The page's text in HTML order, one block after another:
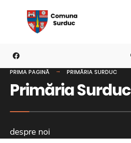
PRIMA PAGINĂ PRIMĂRIA SURDUC
Primăria Surduc
despre noi